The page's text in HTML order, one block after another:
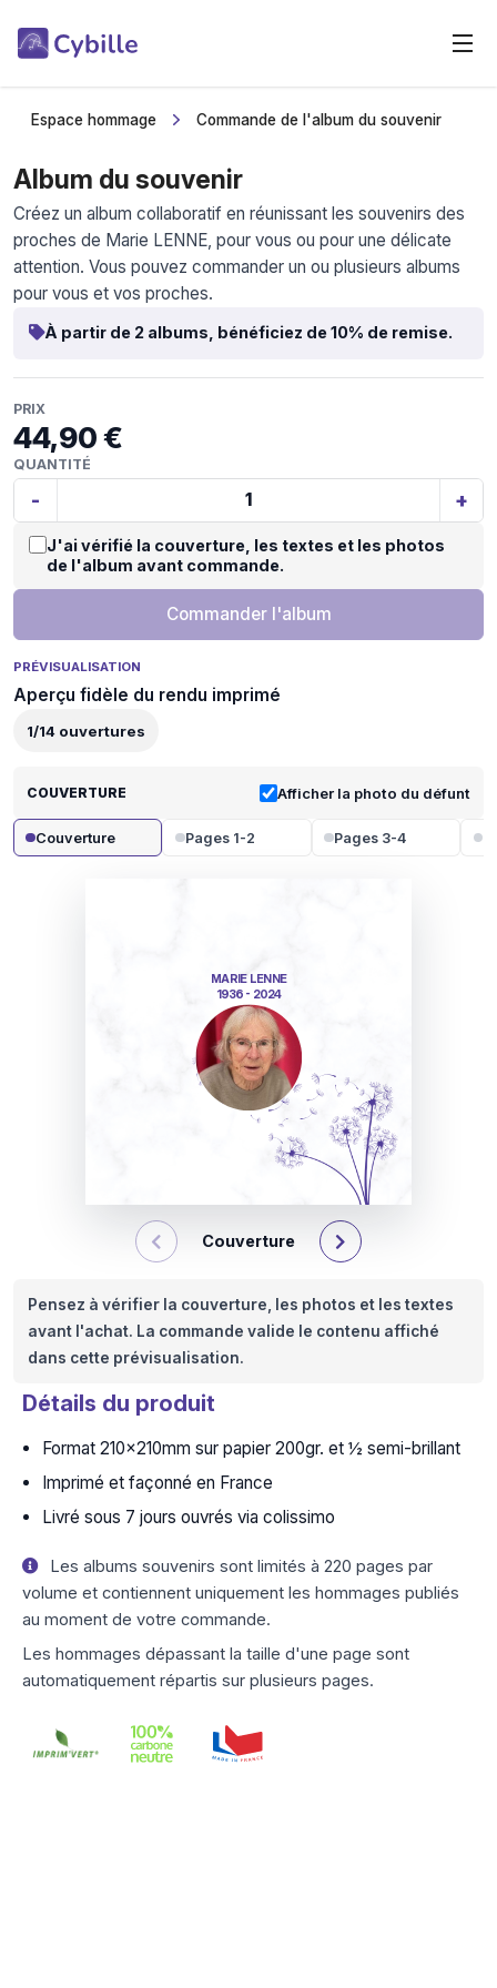
Espace hommage Commande de l'album du souvenir
Album du souvenir
Créez un album collaboratif en réunissant les souvenirs des
proches de Marie LENNE, pour vous ou pour une délicate
attention. Vous pouvez commander un ou plusieurs albums
pour vous et vos proches.
À partir de 2 albums, bénéficiez de 10% de remise.
PRIX
44,90 €
QUANTITÉ
- +
J'ai vérifié la couverture, les textes et les photos
de l'album avant commande.
Commander l'album
PRÉVISUALISATION
Aperçu fidèle du rendu imprimé
1/14 ouvertures
COUVERTURE Afficher la photo du défunt
Couverture Pages 1-2 Pages 3-4
MARIE LENNE
1936 - 2024
Couverture
Pensez à vérifier la couverture, les photos et les textes
avant l'achat. La commande valide le contenu affiché
dans cette prévisualisation.
Détails du produit
Format 210x210mm sur papier 200gr. et ½ semi-brillant
Imprimé et façonné en France
Livré sous 7 jours ouvrés via colissimo
Les albums souvenirs sont limités à 220 pages par
volume et contiennent uniquement les hommages publiés
au moment de votre commande.
Les hommages dépassant la taille d'une page sont
automatiquement répartis sur plusieurs pages.